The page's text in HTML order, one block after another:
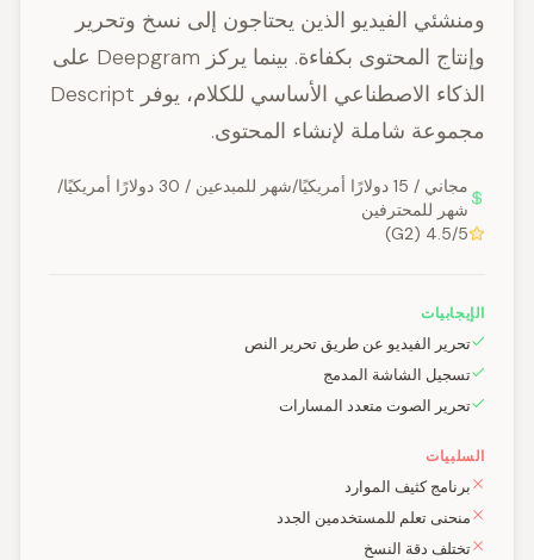
ومنشئي الفيديو الذين يحتاجون إلى نسخ وتحرير
وإنتاج المحتوى بكفاءة. بينما يركز Deepgram على
الذكاء الاصطناعي الأساسي للكلام، يوفر Descript
مجموعة شاملة لإنشاء المحتوى.
مجاني / 15 دولارًا أمريكيًا/شهر للمبدعين / 30 دولارًا أمريكيًا/
شهر للمحترفين
4.5/5 (G2)
الإيجابيات
تحرير الفيديو عن طريق تحرير النص
تسجيل الشاشة المدمج
تحرير الصوت متعدد المسارات
السلبيات
برنامج كثيف الموارد
منحنى تعلم للمستخدمين الجدد
تختلف دقة النسخ